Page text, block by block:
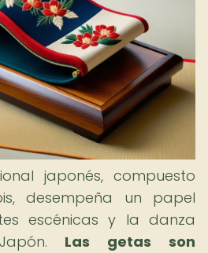
japonés, compuesto
desempeña un papel
escénicas y la danza
Las getas son